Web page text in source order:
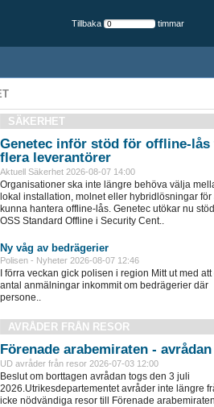
Tillbaka timmar
SÄKERHET
Genetec inför stöd för offline-lås
flera leverantörer
Aktuell Säkerhet 2026-08-07 14:00
Organisationer ska inte längre behöva välja
lokal installation, molnet eller hybridlösningar för
kunna hantera offline-lås. Genetec utökar nu
OSS Standard Offline i Security Cent..
Ny våg av bedrägerier
Polisen - Nyheter 2026-08-07 12:46
I förra veckan gick polisen i region Mitt ut med att
antal anmälningar inkommit om bedrägerier där
persone..
AVRÅDER FRÅN RESOR
Förenade arabemiraten - avrådan
UD avråder från resor 2026-07-03 12:00
Beslut om borttagen avrådan togs den 3 juli
2026.Utrikesdepartementet avråder inte längre
icke nödvändiga resor till Förenade